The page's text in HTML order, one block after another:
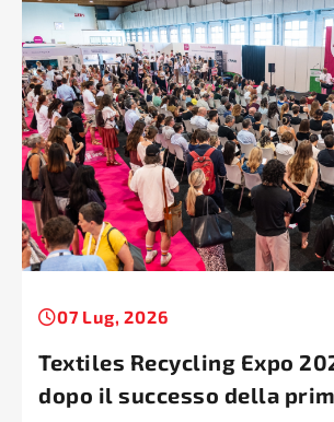
07 Lug, 2026
Textiles Recycling Expo
dopo il successo della